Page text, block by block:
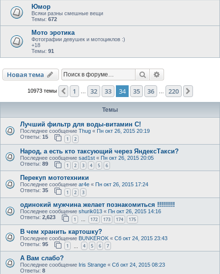
Юмор
Всяки разны смешные вещи
Темы: 672
Мото эротика
Фотографии девушек и мотоциклов :)
+18
Темы: 91
Новая тема Поиск
10973 темы Пред.
1 32 33 34 35 36 220
Темы
Лучший фильтр для воды-витамин С!
Последнее сообщение Thug « Пн окт 26, 2015 20:19
Ответы: 15 1 2
Народ, а есть кто таксующий через ЯндексТакси?
Последнее сообщение sad1st « Пн окт 26, 2015 20:05
Ответы: 89 1 2 3 4 5 6
Перекуп мототехники
Последнее сообщение ar4e « Пн окт 26, 2015 17:24
Ответы: 35 1 2 3
одинокий мужчина желает познакомиться !!!!!!!!!
Последнее сообщение shurik013 « Пн окт 26, 2015 14:16
Ответы: 2,623 1 … 172 173 174 175
В чем хранить картошку?
Последнее сообщение BUNKEROK « Сб окт 24, 2015 23:43
Ответы: 95 1 4 5 6 7
А Вам слабо?
Последнее сообщение Iris Strange « Сб окт 24, 2015 08:23
Ответы: 8